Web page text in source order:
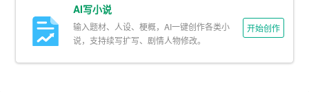
– 纺织品检测与质量控制
AI写小说
输入题材、人设、梗概，AI一键创作各类小
说，支持续写扩写、剧情人物修改。
开始创作